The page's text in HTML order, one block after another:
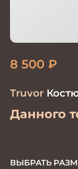
Truvor
Данного
8 500 ₽
ВЫБРАТЬ